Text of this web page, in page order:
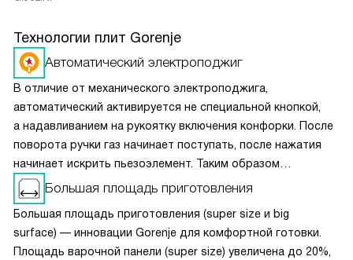
Технологии плит Gorenje
Автоматический электроподжиг
В отличие от механического электроподжига,
автоматический активируется не специальной кнопкой,
а надавливанием на рукоятку включения конфорки. После
поворота ручки газ начинает поступать, после нажатия
начинает искрить пьезоэлемент. Таким образом
вы получаете пламя движением одной руки, что важно
для безопасности и попросту удобно.
Большая площадь приготовления
Большая площадь приготовления (super size и big
surface) — инновации Gorenje для комфортной готовки.
Площадь варочной панели (super size) увеличена до 20%,